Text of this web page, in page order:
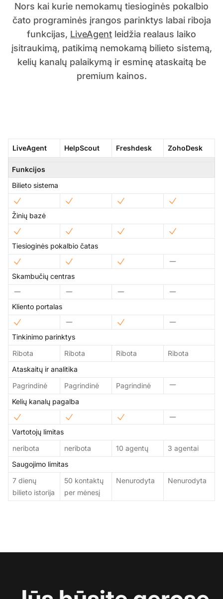
Nors kai kurie nemokamų tiesioginės pokalbio
čato programinės įrangos parinktys labai riboja
funkcijas, LiveAgent leidžia realaus laiko
įsitraukimą, patikimą nemokamą bilieto sistemą,
kelių kanalų palaikymą ir esminę ataskaitą be
premium kainos.
LiveAgent HelpScout Freshdesk ZohoDesk
Funkcijos
Bilieto sistema
Žinių bazė
Tiesioginės pokalbio čatas
Skambučių centras
Kliento portalas
Tinkinimo parinktys
Ribota
Ribota Ribota
Ribota
Ataskaitų ir analitika
Pagrindinė
Pagrindinė
Pagrindinė
Kelių kanalų pagalba
Vartotojų limitas
neribota
neribota 10 agentų
3 agentai
Saugojimo limitas
7 dienų
bilieto istorija
50 kontaktų
per mėnesį
Nenurodyta Nenurodyta